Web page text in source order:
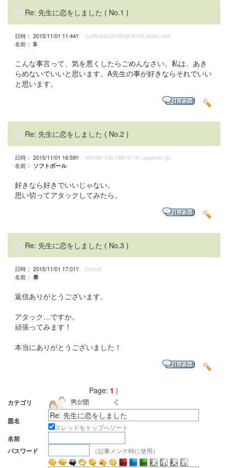
Re: 先生に恋をしました ( No.1 )
日時： 2015/11/01 11:44ﾂ (softbank221093218140.bbtec.net)
名前： S
こんな事言って、気を悪くしたらごめんなさい。私は、あき
らめないでいいと思います。A先生の事が好きならそれでいい
と思います。
Re: 先生に恋をしました ( No.2 )
日時： 2015/11/01 16:59ﾂ (e0109-106-188-41-31.uqwimax.jp)
名前： ソフトボール
好きなら好きでいいじゃない。
思い切ってアタックしてみたら。
Re: 先生に恋をしました ( No.3 )
日時： 2015/11/01 17:01ﾂ (home)
名前： 希
返信ありがとうございます。
アタック…ですか。
頑張ってみます！
本当にありがとうございました！
Page: 1 |
カテゴリ
題名
スレッドをトップへソート
名前
パスワード
（記事メンテ時に使用）